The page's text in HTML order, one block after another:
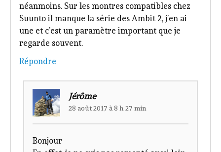
néanmoins. Sur les montres compatibles chez
Suunto il manque la série des Ambit 2, j’en ai
une et c’est un paramètre important que je
regarde souvent.
Répondre
Jérôme
28 août 2017 à 8 h 27 min
Bonjour